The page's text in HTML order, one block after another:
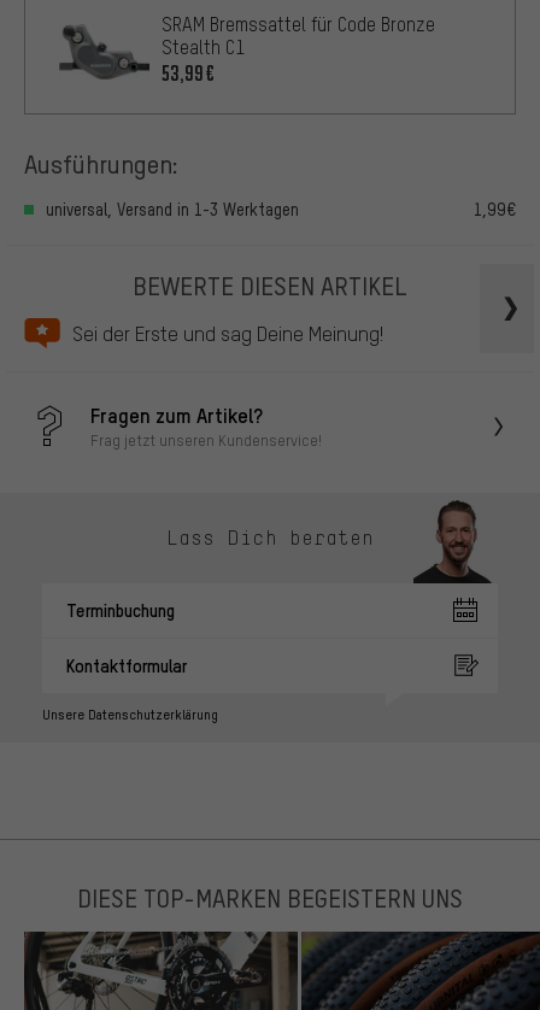
SRAM Bremssattel für Code Bronze
Stealth C1
53,99€
Ausführungen:
universal, Versand in 1-3 Werktagen 1,99€
BEWERTE DIESEN ARTIKEL
Sei der Erste und sag Deine Meinung!
Fragen zum Artikel?
Frag jetzt unseren Kundenservice!
Lass Dich beraten
Terminbuchung
Kontaktformular
Unsere Datenschutzerklärung
DIESE TOP-MARKEN BEGEISTERN UNS